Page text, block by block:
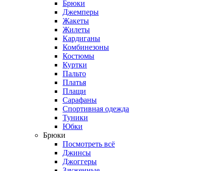
Брюки
Джемперы
Жакеты
Жилеты
Кардиганы
Комбинезоны
Костюмы
Куртки
Пальто
Платья
Плащи
Сарафаны
Спортивная одежда
Туники
Юбки
Брюки
Посмотреть всё
Джинсы
Джоггеры